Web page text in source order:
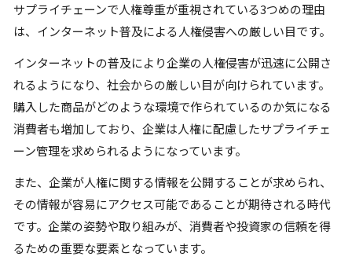
サプライチェーンで人権尊重が重視されている3つめの理由
は、インターネット普及による人権侵害への厳しい目です。
インターネットの普及により企業の人権侵害が迅速に公開さ
れるようになり、社会からの厳しい目が向けられています。
購入した商品がどのような環境で作られているのか気になる
消費者も増加しており、企業は人権に配慮したサプライチェ
ーン管理を求められるようになっています。
また、企業が人権に関する情報を公開することが求められ、
その情報が容易にアクセス可能であることが期待される時代
です。企業の姿勢や取り組みが、消費者や投資家の信頼を得
るための重要な要素となっています。